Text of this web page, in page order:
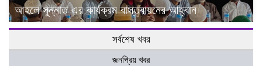
আহলে সুন্নাত এর কার্যক্রম বাস্তবায়নের আহ্বান
সর্বশেষ খবর
জনপ্রিয় খবর